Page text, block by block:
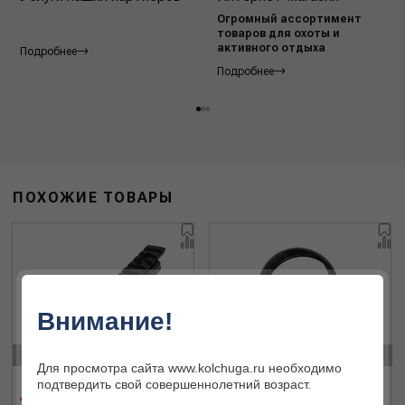
Подробнее
Огромный ассортимент
товаров для охоты и
активного отдыха
Подробнее
ПОХОЖИЕ ТОВАРЫ
Внимание!
Для просмотра сайта www.kolchuga.ru необходимо
подтвердить свой совершеннолетний возраст.